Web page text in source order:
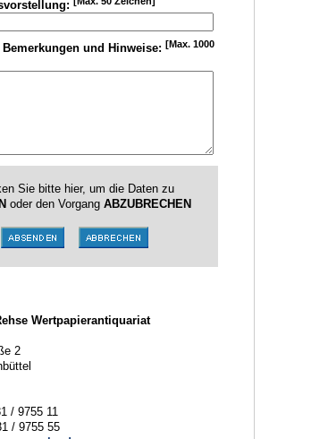
und Hinweise: [Max. 1000
Sie bitte hier, um die Daten zu
oder den Vorgang ABZUBRECHEN
Wertpapierantiquariat
2
/ 9755 11
/ 9755 55